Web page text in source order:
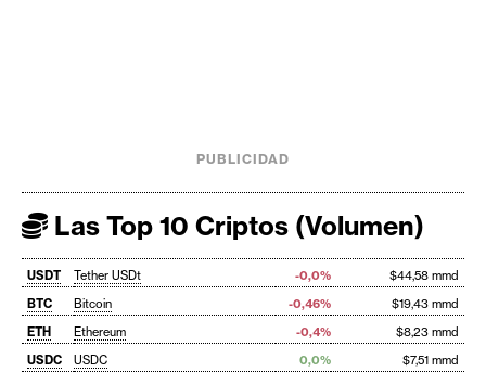
PUBLICIDAD
Las Top 10 Criptos (Volumen)
USDT Tether USDt -0,0%
$44,58 mmd
BTC
Bitcoin -0,46%
$19,43 mmd
ETH
Ethereum -0,4%
$8,23 mmd
USDC
USDC 0,0%
$7,51 mmd